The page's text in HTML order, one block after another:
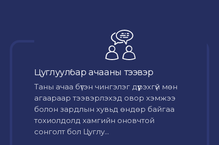
Цуглуулбар ачааны тээвэр
Таны ачаа бүтэн чингэлэг дүүрэхгүй мөн
агаараар тээвэрлэхэд овор хэмжээ
болон зардлын хувьд өндөр байгаа
тохиолдолд хамгийн оновчтой
сонголт бол Цуглу...